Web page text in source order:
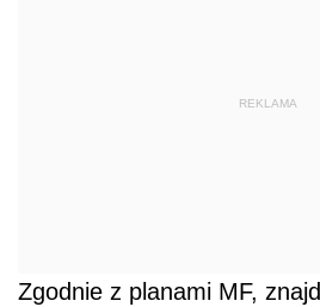
REKLAMA
Zgodnie z planami MF,